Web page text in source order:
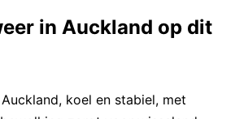
in Auckland op dit
koel en stabiel, met